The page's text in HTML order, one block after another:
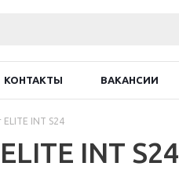
КОНТАКТЫ ВАКАНСИИ
INT S24
INT S24